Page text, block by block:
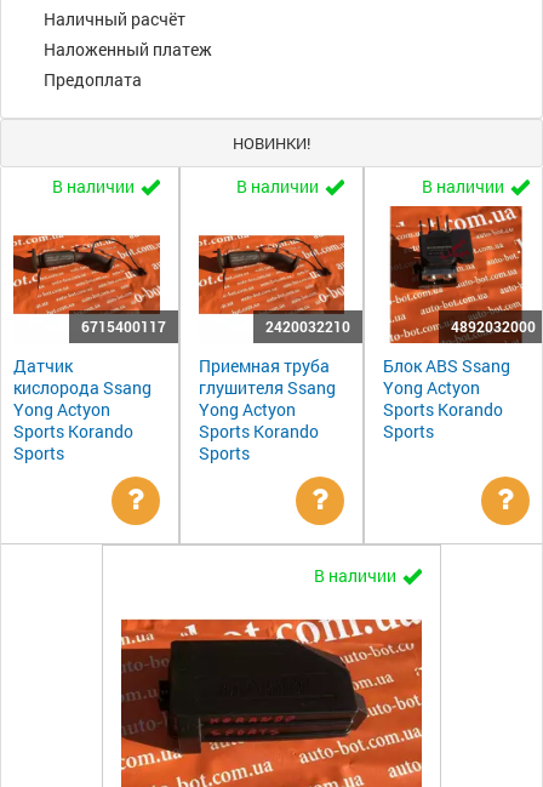
Наличный расчёт
Наложенный платеж
Предоплата
НОВИНКИ!
В наличии
6715400117
Датчик
кислорода Ssang
Yong Actyon
Sports Korando
Sports
Уточнить
В наличии
2420032210
Приемная труба
глушителя Ssang
Yong Actyon
Sports Korando
Sports
Уточнить
цену
В наличии
4892032000
Блок ABS Ssang
Yong Actyon
Sports Korando
Sports
В наличии